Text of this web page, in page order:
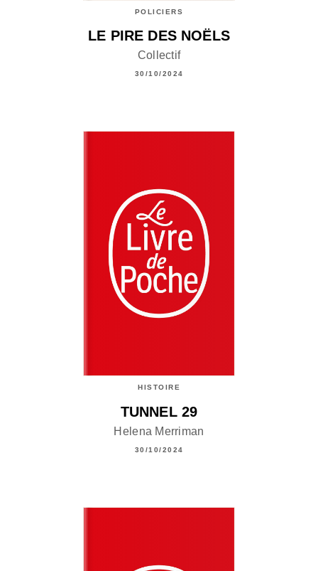
POLICIERS
LE PIRE DES NOËLS
Collectif
30/10/2024
HISTOIRE
TUNNEL 29
Helena Merriman
30/10/2024